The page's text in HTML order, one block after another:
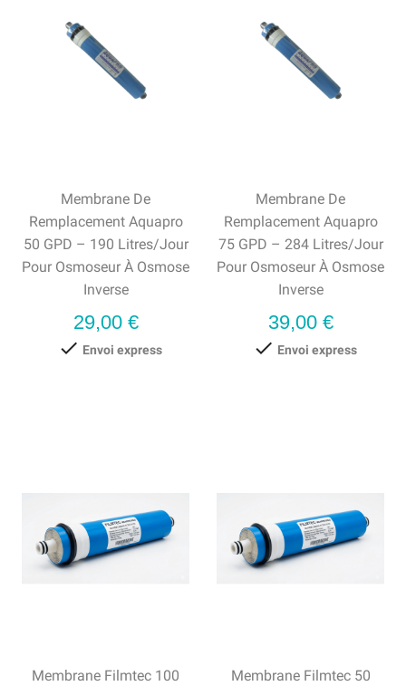
Membrane De
Remplacement Aquapro
50 GPD – 190 Litres/jour
Pour Osmoseur À Osmose
Inverse
Prix
29,00 €
 Envoi express
Membrane De
Remplacement Aquapro
75 GPD – 284 Litres/jour
Pour Osmoseur À Osmose
Inverse
Prix
39,00 €
 Envoi express
Membrane Filmtec 100
Membrane Filmtec 50